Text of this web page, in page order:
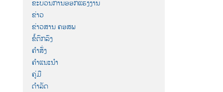
ຂະບວນການອອກແຮງງານ
ຂ່າວ
ຂ່າວສານ ຄອສພ
ຂໍ້ຕົກລົງ
ຄຳສັ່ງ
ຄຳແນະນຳ
ຄູ່ມື
ດຳລັດ